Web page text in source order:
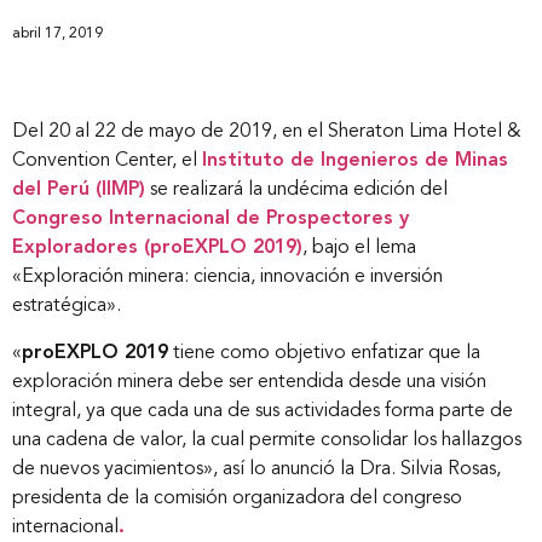
abril 17, 2019
Del 20 al 22 de mayo de 2019, en el Sheraton Lima Hotel &
Convention Center, el
Instituto de Ingenieros de Minas
del Perú (IIMP) se realizará la undécima edición del
Congreso Internacional de Prospectores y
Exploradores (proEXPLO 2019), bajo el lema
«Exploración minera: ciencia, innovación e inversión
estratégica».
«proEXPLO 2019 tiene como objetivo enfatizar que la
exploración minera debe ser entendida desde una visión
integral, ya que cada una de sus actividades forma parte de
una cadena de valor, la cual permite consolidar los hallazgos
de nuevos yacimientos», así lo anunció la Dra. Silvia Rosas,
presidenta de la comisión organizadora del congreso
internacional .